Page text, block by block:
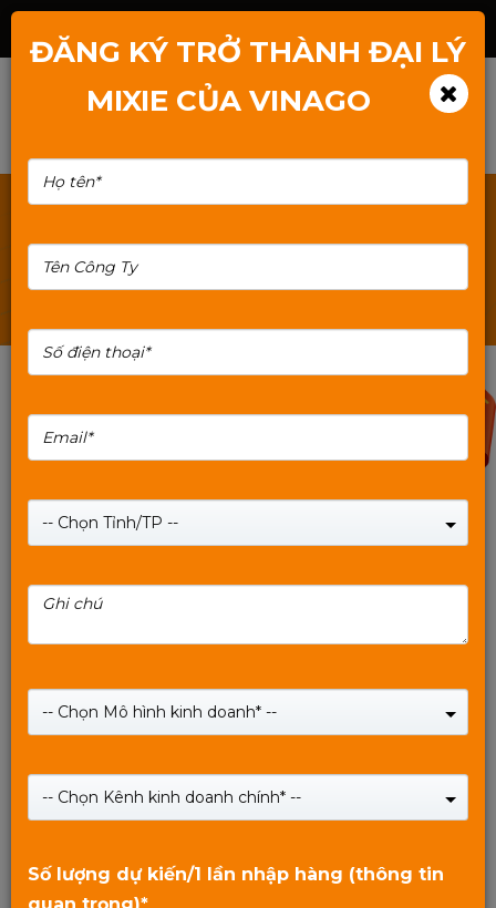
30%
Giá:160,000₫
SHOP NOW
0
5
ĐĂNG KÝ TRỞ THÀNH ĐẠI LÝ
MIXIE CỦA VINAGO
-- Chọn Tỉnh/TP --
-- Chọn Mô hình kinh doanh* --
-- Chọn Kênh kinh doanh chính* --
Số lượng dự kiến/1 lần nhập hàng (thông tin